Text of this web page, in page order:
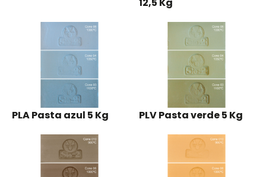
PLA Pasta azul 5 Kg PLV Pasta verde 5 Kg